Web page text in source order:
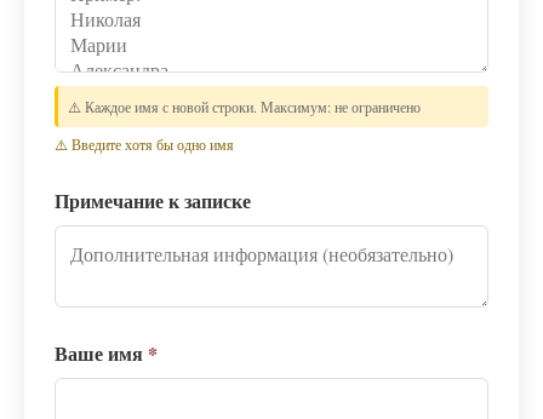
⚠️ Каждое имя с новой строки. Максимум: не ограничено
⚠️ Введите хотя бы одно имя
Примечание к записке
Ваше имя *